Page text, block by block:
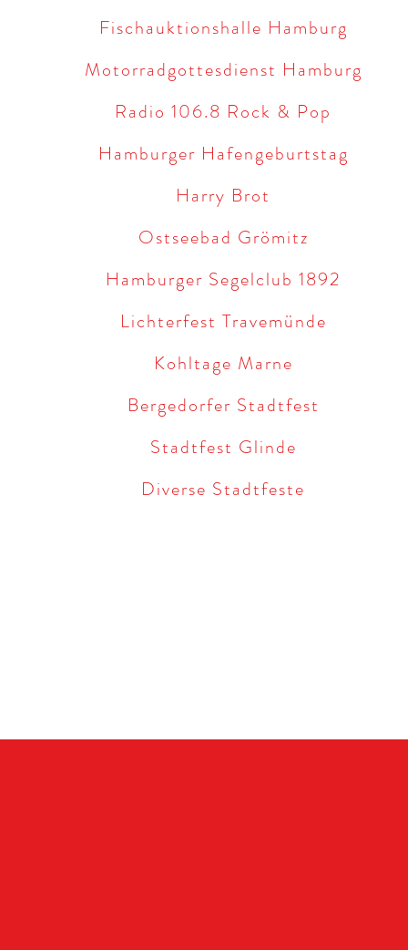
Fischauktionshalle Hamburg
Motorradgottesdienst Hamburg
Radio 106.8 Rock & Pop
Hamburger Hafengeburtstag
Harry Brot
Ostseebad Grömitz
Hamburger Segelclub 1892
Lichterfest Travemünde
Kohltage Marne
Bergedorfer Stadtfest
Stadtfest Glinde
Diverse Stadtfeste